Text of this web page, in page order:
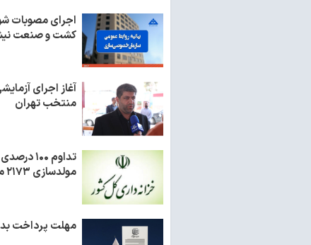
اجرای مصوبات
کشت و صنعت
آغاز اجرای
منتخب تهران
تداوم
مولدسازی ۲۱۷۳ ملک مازاد به ارزش ۹۰ هزار میلیارد تومان
مهلت پرداخت بدهی